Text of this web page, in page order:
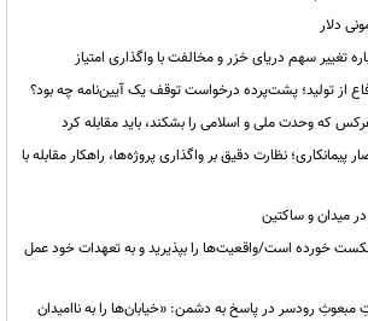
دلار
تغییر سهم دریای خزر و مخالفت با واگذاری امتیاز
از تولید؛ پشت‌پرده درخواست توقف یک آیین‌نامه چه بود؟
که وحدت ملی و اسلامی را بشکند، باید مقابله کرد
نظارت دقیق بر واگذاری پروژه‌ها، راهکار مقابله با
میدان و ساکتین
خورده است/واقعیت‌ها را بپذیرید و به تعهدات خود عمل
مبعوثِ رودسر در پاسخ به دشمن: «خیابان‌ها را به ناامیدان